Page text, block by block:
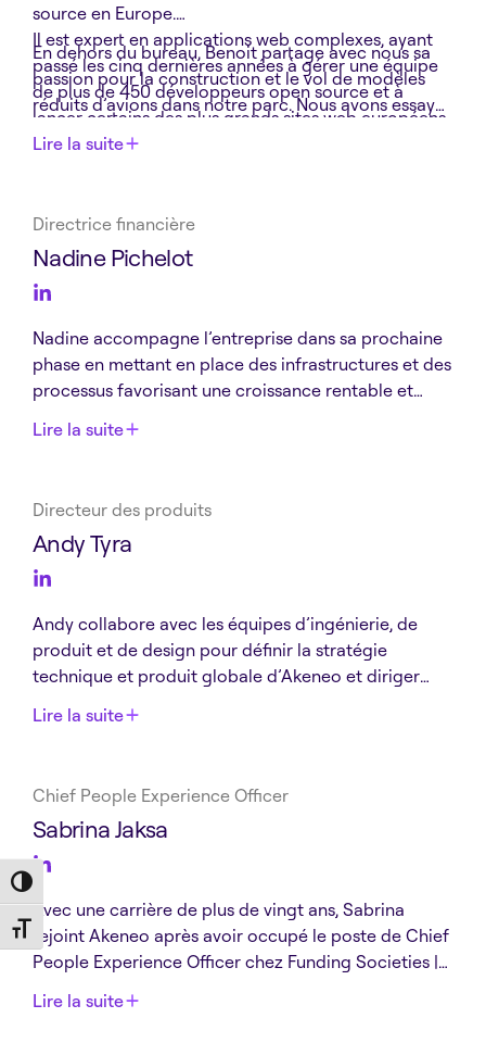
Toggle High Contrast
Toggle Font size
source en Europe.
Il est expert en applications web complexes, ayant
passé les cinq dernières années à gérer une équipe
de plus de 450 développeurs open source et à
lancer certains des plus grands sites web européens.
En dehors du bureau, Benoit partage avec nous sa
passion pour la construction et le vol de modèles
réduits d’avions dans notre parc. Nous avons essayé.
Lire la suite
Directrice financière
Nadine Pichelot
Nadine accompagne l’entreprise dans sa prochaine
phase en mettant en place des infrastructures et des
processus favorisant une croissance rentable et
que COO et CFO pour des entreprises mondiales
Lire la suite
Directeur des produits
Andy Tyra
Andy collabore avec les équipes d’ingénierie, de
produit et de design pour définir la stratégie
technique et produit globale d’Akeneo et diriger
été membre fondateur d’AmazonFresh et d’AWS
PDG en 2023.
Lire la suite
Chief People Experience Officer
Sabrina Jaksa
Avec une carrière de plus de vingt ans, Sabrina
rejoint Akeneo après avoir occupé le poste de Chief
People Experience Officer chez Funding Societies |
plateformes de financement numérique pour PME et
Lire la suite